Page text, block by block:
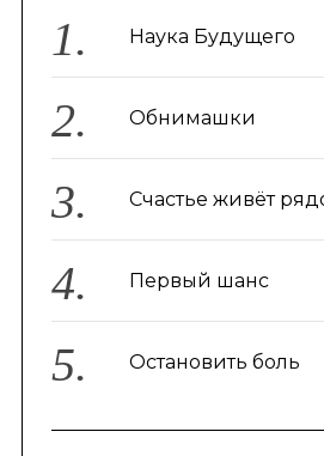
Наука Будущего
Обнимашки
Счастье живёт
Первый шанс
Остановить боль